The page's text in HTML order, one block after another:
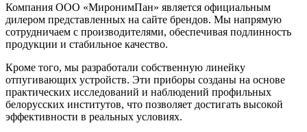
Компания ООО «МиронимПан» является официальным
дилером представленных на сайте брендов. Мы напрямую
сотрудничаем с производителями, обеспечивая подлинность
продукции и стабильное качество.
Кроме того, мы разработали собственную линейку
отпугивающих устройств. Эти приборы созданы на основе
практических исследований и наблюдений профильных
белорусских институтов, что позволяет достигать высокой
эффективности в реальных условиях.